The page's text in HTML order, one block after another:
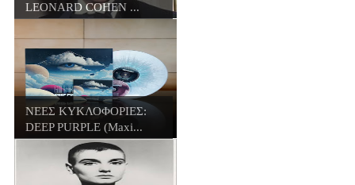
LEONARD COHEN ...
ΝΕΕΣ ΚΥΚΛΟΦΟΡΙΕΣ:
DEEP PURPLE (Maxi...